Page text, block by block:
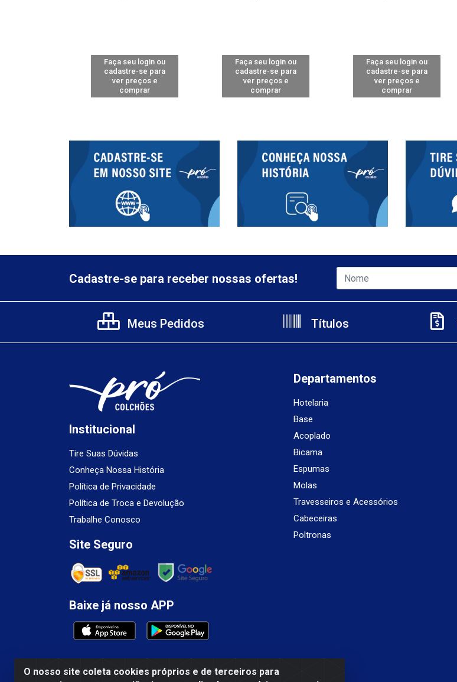
Faça seu login ou
cadastre-se para
ver preços e
comprar
Faça seu login ou
cadastre-se para
ver preços e
comprar
Faça seu login ou
cadastre-se para
ver preços e
comprar
O nosso site coleta cookies próprios e de terceiros para
Cadastre-se para receber nossas ofertas!
Meus Pedidos Títulos
Institucional
Tire Suas Dúvidas
Conheça Nossa História
Política de Privacidade
Política de Troca e Devolução
Trabalhe Conosco
Site Seguro
Baixe já nosso APP
Departamentos
Hotelaria
Base
Acoplado
Bicama
Espumas
Molas
Travesseiros e Acessórios
Cabeceiras
Poltronas